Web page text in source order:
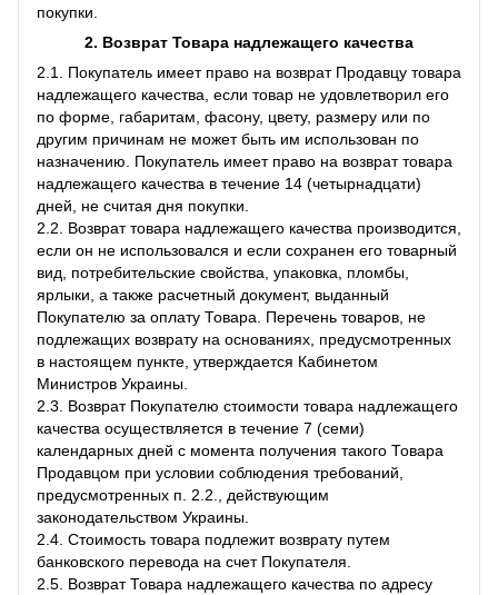
покупки.
2. Возврат Товара надлежащего качества
2.1. Покупатель имеет право на возврат Продавцу товара
надлежащего качества, если товар не удовлетворил его
по форме, габаритам, фасону, цвету, размеру или по
другим причинам не может быть им использован по
назначению. Покупатель имеет право на возврат товара
надлежащего качества в течение 14 (четырнадцати)
дней, не считая дня покупки.
2.2. Возврат товара надлежащего качества производится,
если он не использовался и если сохранен его товарный
вид, потребительские свойства, упаковка, пломбы,
ярлыки, а также расчетный документ, выданный
Покупателю за оплату Товара. Перечень товаров, не
подлежащих возврату на основаниях, предусмотренных
в настоящем пункте, утверждается Кабинетом
Министров Украины.
2.3. Возврат Покупателю стоимости товара надлежащего
качества осуществляется в течение 7 (семи)
календарных дней с момента получения такого Товара
Продавцом при условии соблюдения требований,
предусмотренных п. 2.2., действующим
законодательством Украины.
2.4. Стоимость товара подлежит возврату путем
банковского перевода на счет Покупателя.
2.5. Возврат Товара надлежащего качества по адресу